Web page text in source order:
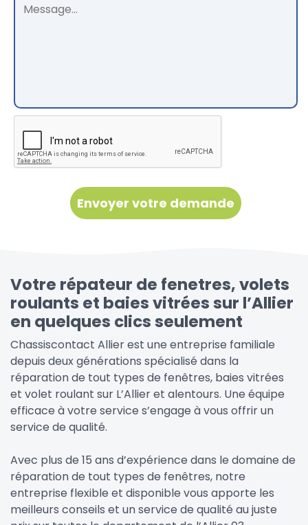
Votre répateur de fenetres, volets
roulants et baies vitrées sur l’Allier
en quelques clics seulement
Chassiscontact Allier est une entreprise familiale
depuis deux générations spécialisé dans la
réparation de tout types de fenêtres, baies vitrées
et volet roulant sur L’Allier et alentours. Une équipe
efficace à votre service s’engage à vous offrir un
service de qualité.
Avec plus de 15 ans d’expérience dans le domaine de
réparation de tout types de fenêtres, notre
entreprise flexible et disponible vous apporte les
meilleurs conseils et un service de qualité au juste